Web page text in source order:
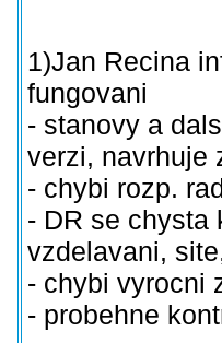
1)Jan Recina
fungovani
- stanovy a
verzi, navrhuje
- chybi rozp.
- DR se chysta
vzdelavani,
- chybi vyrocni
- probehne